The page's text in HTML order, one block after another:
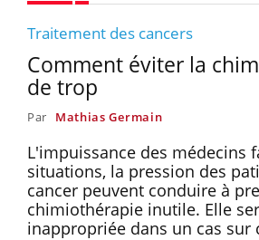
Traitement des cancers
Comment éviter la
de trop
Par Mathias Germain
L'impuissance des médecins
situations, la pression des
cancer peuvent conduire à
chimiothérapie inutile. Elle
inappropriée dans un cas sur